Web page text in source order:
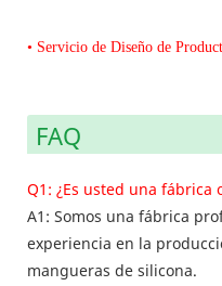
• Servicio de Diseño de
FAQ
Q1: ¿Es usted una fábrica
A1: Somos una fábrica
experiencia en la
mangueras de silicona.